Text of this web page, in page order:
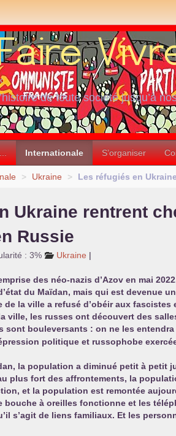
de toute société jusqu’à
Internationale S’organiser
> Ukraine > Les réfugiés en
Ukraine rentrent
Russie
: 3% Ukraine |
des néo-nazis d’Azov en mai
du Maïdan, mais qui est devenue
la ville a refusé d’obéir aux
ville, les russes ont découvert des
sont bouleversants : on ne les
politique et russophobe
la population a diminué petit à petit
plus fort des affrontements, la
et la population est remontée
bouche à oreilles fonctionne et les
s’agit de liens familiaux. Et les